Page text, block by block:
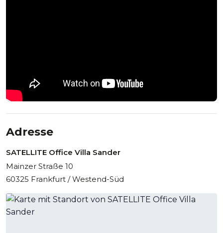
Adresse
SATELLITE Office Villa Sander
Mainzer Straße 10
60325 Frankfurt / Westend-Süd